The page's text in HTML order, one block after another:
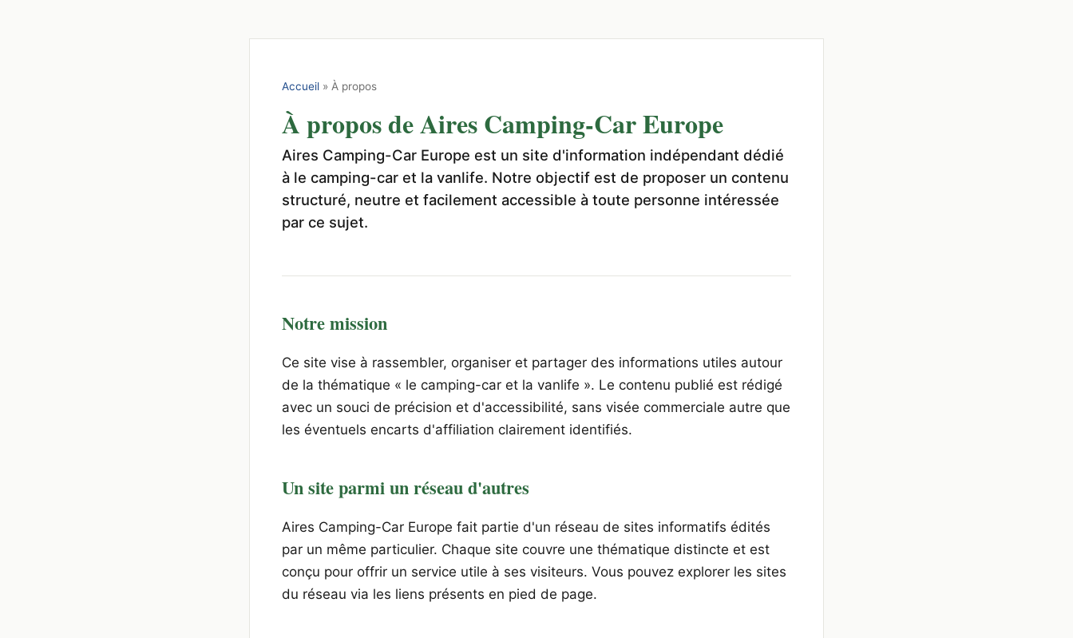
Accueil » À propos
À propos de Aires Camping-Car Europe
Aires Camping-Car Europe est un site d'information indépendant dédié
à le camping-car et la vanlife. Notre objectif est de proposer un contenu
structuré, neutre et facilement accessible à toute personne intéressée
par ce sujet.
Notre mission
Ce site vise à rassembler, organiser et partager des informations utiles autour
de la thématique « le camping-car et la vanlife ». Le contenu publié est rédigé
avec un souci de précision et d'accessibilité, sans visée commerciale autre que
les éventuels encarts d'affiliation clairement identifiés.
Un site parmi un réseau d'autres
Aires Camping-Car Europe fait partie d'un réseau de sites informatifs édités
par un même particulier. Chaque site couvre une thématique distincte et est
conçu pour offrir un service utile à ses visiteurs. Vous pouvez explorer les sites
du réseau via les liens présents en pied de page.